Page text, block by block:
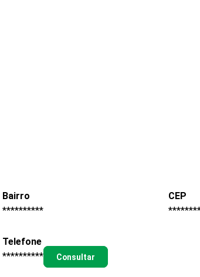
Bairro
**********
CEP
Telefone
**********
Consultar